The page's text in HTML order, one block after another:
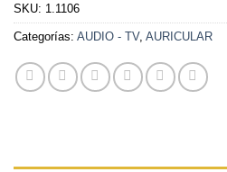
SKU: 1.1106
Categorías: AUDIO - TV, AURICULAR